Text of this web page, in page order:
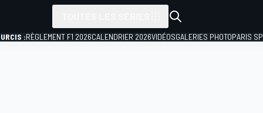
:RÈGLEMENT F1 2026CALENDRIER 2026VIDÉOSGALERIES PHOTOPARIS